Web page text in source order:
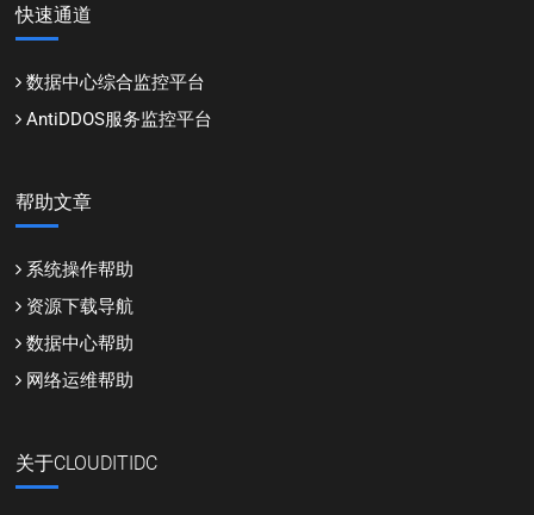
快速通道
数据中心综合监控平台
AntiDDOS服务监控平台
帮助文章
系统操作帮助
资源下载导航
数据中心帮助
网络运维帮助
关于CLOUDITIDC